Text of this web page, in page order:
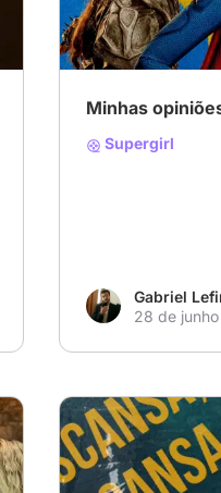
Minhas
Supergirl
Gabriel
28 de